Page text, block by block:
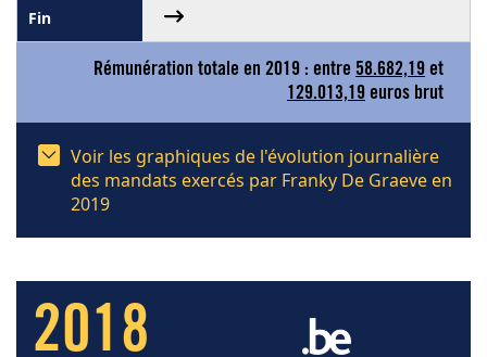
Rémunération totale en 2019 : entre 58.682,19 et
129.013,19 euros brut
Voir les graphiques de l'évolution journalière
des mandats exercés par Franky De Graeve en
2019
2018